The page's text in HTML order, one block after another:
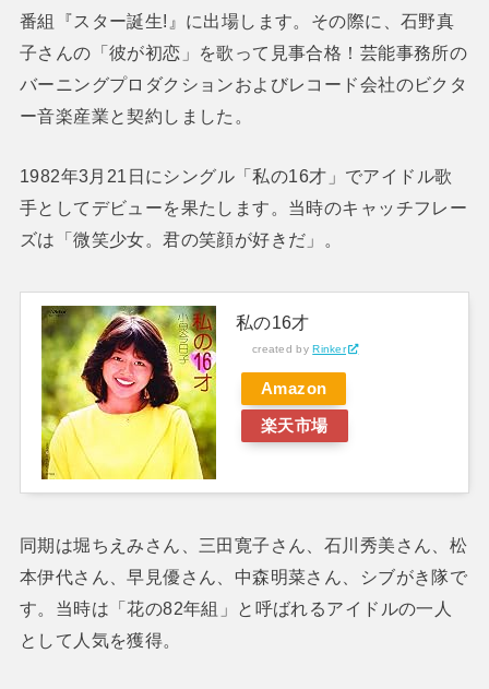
番組『スター誕生!』に出場します。その際に、石野真
子さんの「彼が初恋」を歌って見事合格！芸能事務所の
バーニングプロダクションおよびレコード会社のビクタ
ー音楽産業と契約しました。
1982年3月21日にシングル「私の16才」でアイドル歌
手としてデビューを果たします。当時のキャッチフレー
ズは「微笑少女。君の笑顔が好きだ」。
私の16才
created byRinker
Amazon
楽天市場
同期は堀ちえみさん、三田寛子さん、石川秀美さん、松
本伊代さん、早見優さん、中森明菜さん、シブがき隊で
す。当時は「花の82年組」と呼ばれるアイドルの一人
として人気を獲得。